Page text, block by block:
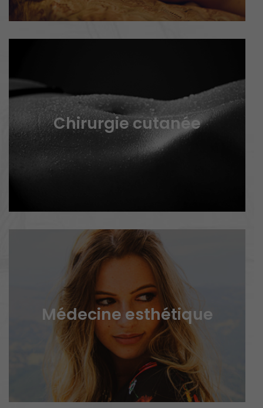
Chirurgie cutanée
Médecine esthétique